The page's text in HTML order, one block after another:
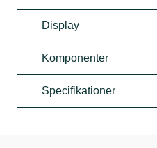
Display
Komponenter
Specifikationer